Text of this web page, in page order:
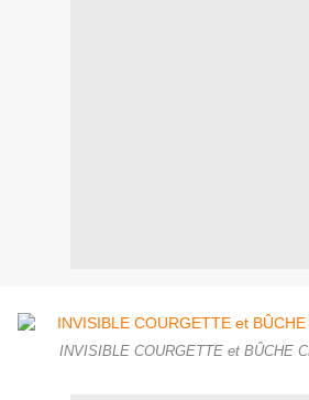
INVISIBLE COURGETTE et BÛCHE